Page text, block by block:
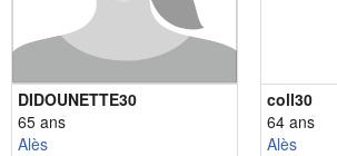
DIDOUNETTE30
65 ans
Alès
coll30
64 ans
Alès